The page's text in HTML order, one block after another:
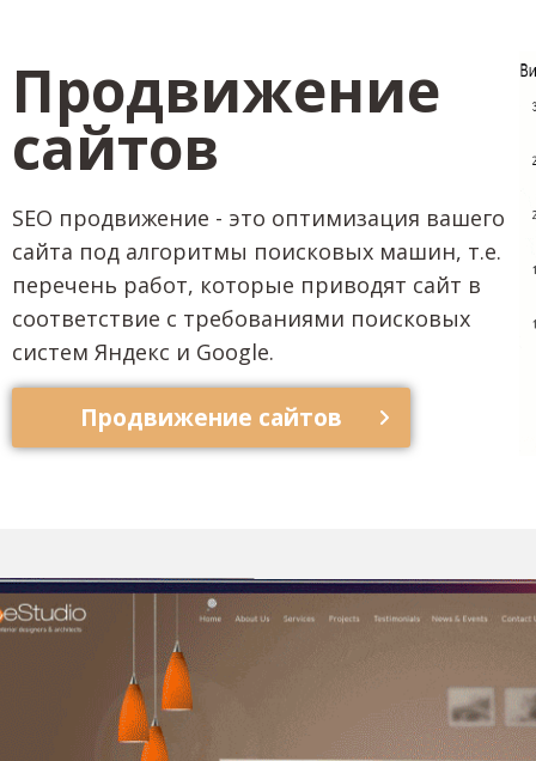
Продвижение
сайтов
SEO продвижение - это оптимизация вашего
сайта под алгоритмы поисковых машин, т.е.
перечень работ, которые приводят сайт в
соответствие с требованиями поисковых
систем Яндекс и Google.
Продвижение сайтов